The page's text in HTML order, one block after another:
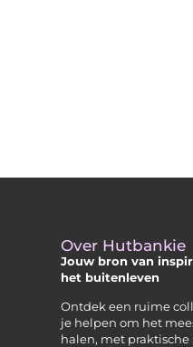
Over Hutbankie
Jouw bron van
het buitenleven
Ontdek een ruime
je helpen om het
halen, met praktische